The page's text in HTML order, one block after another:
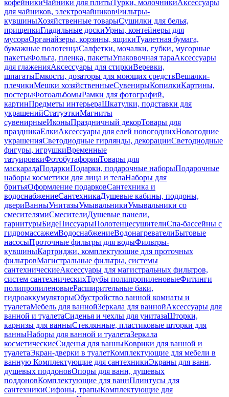
кофейникиЧайники для плитыТурки, молочникиАксессуары
для чайников, электрочайниковФильтры-
кувшиныХозяйственные товарыСушилки для белья,
прищепкиГладильные доскиУрны, контейнеры для
мусораОрганайзеры, корзины, ящикиТуалетная бумага,
бумажные полотенцаСалфетки, мочалки, губки, мусорные
пакетыФольга, пленка, пакетыУпаковочная тараАксессуары
для глаженияАксессуары для стиркиВеревки,
шпагатыЕмкости, дозаторы для моющих средствВешалки-
плечикиМешки хозяйственныеСувенирыКопилкиКартины,
постерыФотоальбомыРамки для фотографий,
картинПредметы интерьераШкатулки, подставки для
украшенийСтатуэткиМагниты
сувенирныеИконыПраздничный декорТовары для
праздникаЕлкиАксессуары для елей новогоднихНовогодние
украшенияСветодиодные гирлянды, декорацииСветодиодные
фигуры, игрушкиВременные
татуировкиФотобутафорияТовары для
маскарадаПодаркиПодарки, подарочные наборыПодарочные
наборы косметики для лица и телаНаборы для
бритьяОформление подарковСантехника и
водоснабжениеСантехникаДушевые кабины, поддоны,
двериВанныУнитазыУмывальникиУмывальники со
смесителямиСмесителиДушевые панели,
гарнитурыБидеПиссуарыПолотенцесушителиСпа-бассейны с
гидромассажемВодоснабжениеВодонагревателиБытовые
насосыПроточные фильтры для водыФильтры-
кувшиныКартриджи, комплектующие для проточных
фильтровМагистральные фильтры, системы
сантехническиеАксессуары для магистральных фильтров,
систем сантехническихТрубы полипропиленовыеФитинги
полипропиленовыеРасширительные баки,
гидроаккумуляторыОбустройство ванной комнаты и
туалетаМебель для ваннойЗеркала для ваннойАксессуары для
ванной и туалетаСиденья и чехлы для унитазаШторки,
карнизы для ванныСтеклянные, пластиковые шторки для
ванныНаборы для ванной и туалетаЗеркала
косметическиеСиденья для ванныКоврики для ванной и
туалетаЭкран-дверки в туалетКомплектующие для мебели в
ванную Комплектующие для сантехникиЭкраны для ванн,
душевых поддоновОпоры для ванн, душевых
поддоновКомплектующие для ваннПлинтусы для
сантехникиСифоны, трапыКомплектующие для